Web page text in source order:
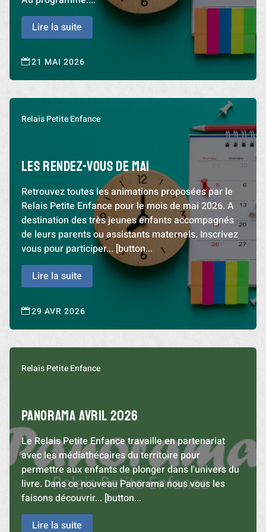
Lire la suite
 21 MAI 2026
Relais Petite Enfance
LES RENDEZ-VOUS DE MAI
Retrouvez toutes les animations proposées par le
Relais Petite Enfance pour le mois de mai 2026. A
destination des très jeunes enfants accompagnés
de leurs parents ou assistants maternels. Inscrivez
vous pour participer... [button...
Lire la suite
 29 AVR 2026
Relais Petite Enfance
PANORAMA AVRIL 2026
Le Relais Petite Enfance travaille en partenariat
avec les médiathécaires du territoire pour
permettre aux enfants de plonger dans l'univers du
livre. Dans ce nouveau Panorama nous vous les
faisons découvrir... [button...
Lire la suite